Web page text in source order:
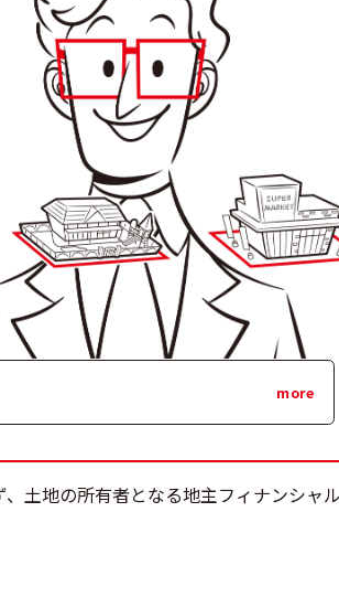
more
土地の所有者となる地主フィナンシャ